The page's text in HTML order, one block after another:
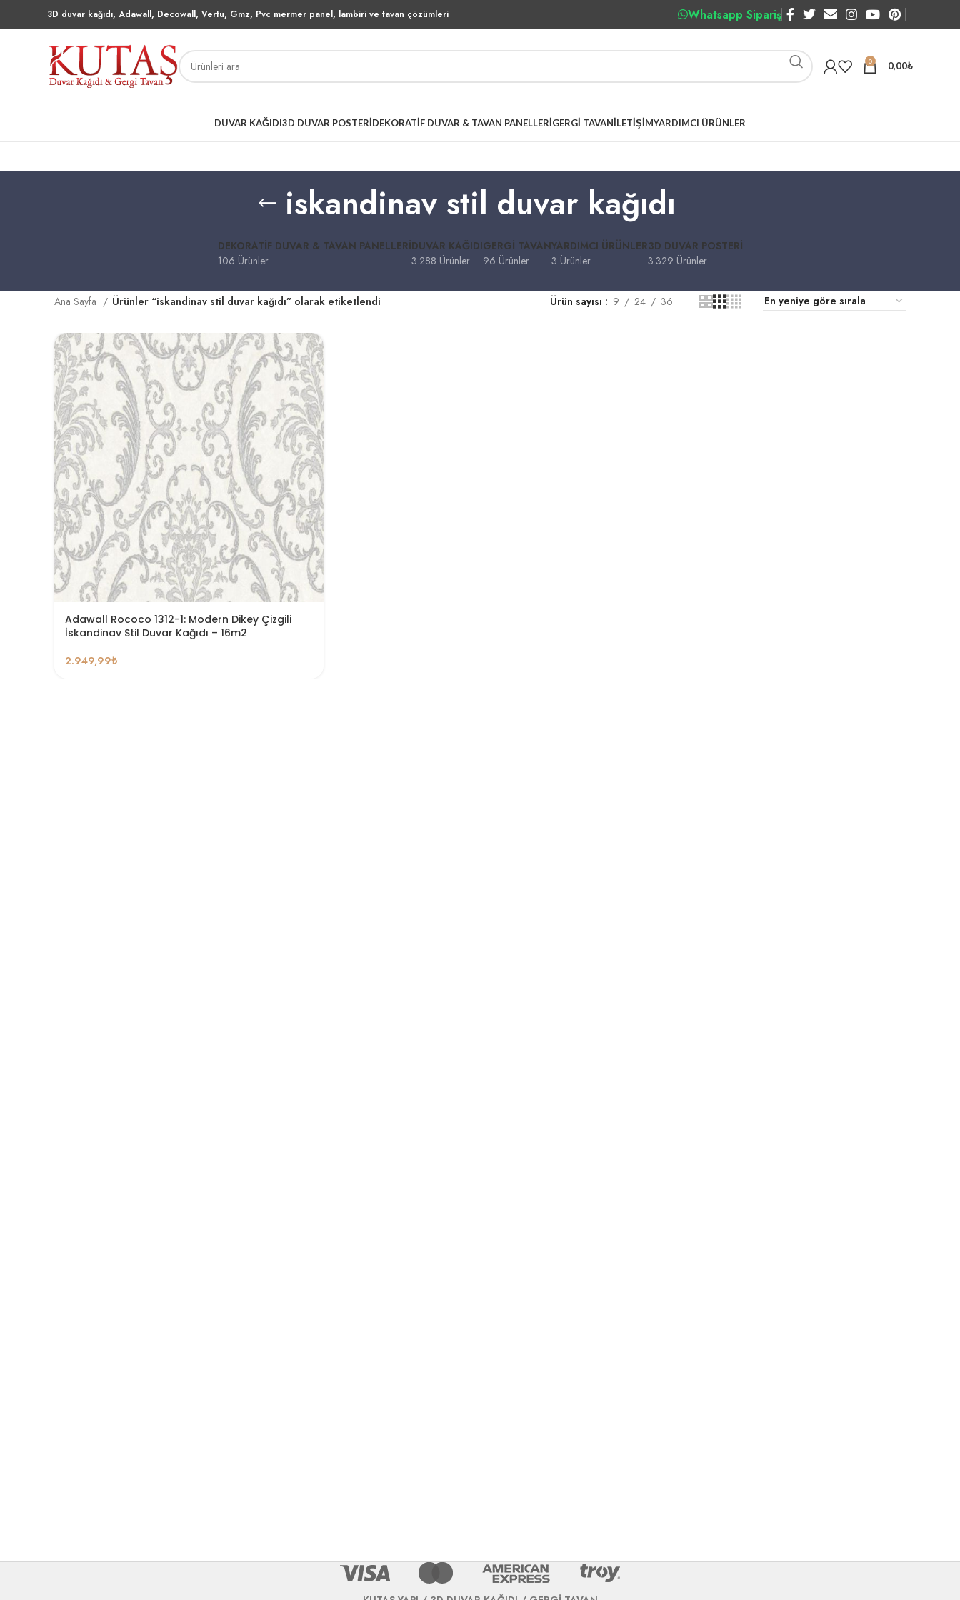
3D duvar kağıdı, Adawall, Decowall, Vertu, Gmz, Pvc mermer panel, lambiri ve tavan çözümleri Whatsapp Sipariş
0 0,00₺
DUVAR KAĞIDI3D DUVAR POSTERIDEKORATIF DUVAR & TAVAN PANELLERIGERGI TAVANİLETIŞIMYARDIMCI ÜRÜNLER
iskandinav stil duvar kağıdı
DEKORATIF DUVAR & TAVAN PANELLERI
106 Ürünler
DUVAR KAĞIDI
3.288 Ürünler
GERGI TAVAN
96 Ürünler
YARDIMCI ÜRÜNLER
3 Ürünler
3D DUVAR POSTERI
3.329 Ürünler
Ana Sayfa Ürünler “iskandinav stil duvar kağıdı” olarak etiketlendi Ürün sayısı 9 24 36
Adawall Rococo 1312-1: Modern Dikey Çizgili
İskandinav Stil Duvar Kağıdı – 16m2
2.949,99₺